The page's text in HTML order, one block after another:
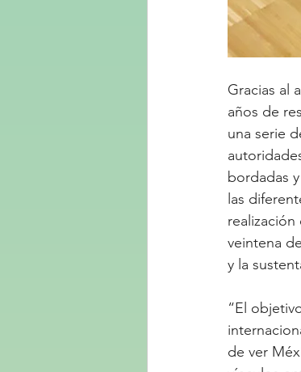
Gracias al
años de
una serie
bordadas
las
veintena
y la
“El
de ver